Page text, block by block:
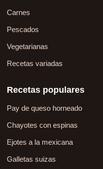
Carnes
Pescados
Vegetarianas
Recetas variadas
Recetas populares
Pay de queso horneado
Chayotes con espinas
Ejotes a la mexicana
Galletas suizas